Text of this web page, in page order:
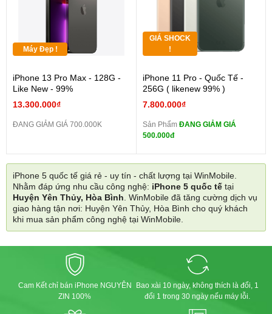
Máy Đẹp !
iPhone 13 Pro Max - 128G -
Like New - 99%
13.300.000₫
ĐANG GIẢM GIÁ 700.000K
GIÁ SHOCK
!
iPhone 11 Pro - Quốc Tế -
256G ( likenew 99% )
7.800.000₫
Sản Phẩm ĐANG GIẢM GIÁ
500.000đ
iPhone 5 quốc tế giá rẻ - uy tín - chất lượng tại WinMobile.
Nhằm đáp ứng nhu cầu công nghệ: iPhone 5 quốc tế tại
Huyện Yên Thủy, Hòa Bình. WinMobile đã tăng cường dịch vụ
giao hàng tận nơi: Huyện Yên Thủy, Hòa Bình cho quý khách
khi mua sản phẩm công nghệ tại WinMobile.
Cam Kết chỉ bán iPhone NGUYÊN
ZIN 100%
Bao xài 10 ngày, không thích là đổi, 1
đổi 1 trong 30 ngày nếu máy lỗi.